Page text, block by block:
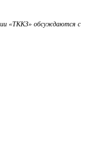
«ТККЗ» обсуждаются с